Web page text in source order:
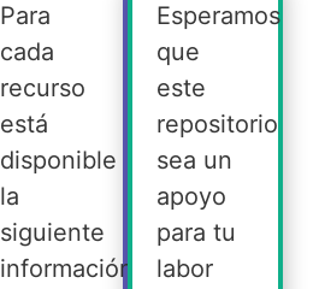
Para
cada
recurso
está
disponible
la
siguiente
información:
Esperamos
que
este
repositorio
sea un
apoyo
para tu
labor